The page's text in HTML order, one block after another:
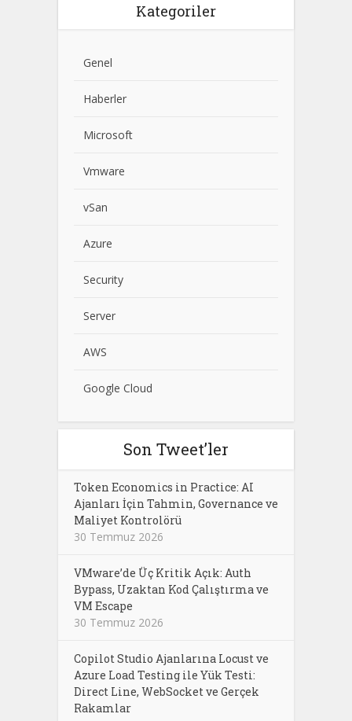
Kategoriler
Genel
Haberler
Microsoft
Vmware
vSan
Azure
Security
Server
AWS
Google Cloud
Son Tweet’ler
Token Economics in Practice: AI
Ajanları İçin Tahmin, Governance ve
Maliyet Kontrolörü
30 Temmuz 2026
VMware’de Üç Kritik Açık: Auth
Bypass, Uzaktan Kod Çalıştırma ve
VM Escape
30 Temmuz 2026
Copilot Studio Ajanlarına Locust ve
Azure Load Testing ile Yük Testi:
Direct Line, WebSocket ve Gerçek
Rakamlar